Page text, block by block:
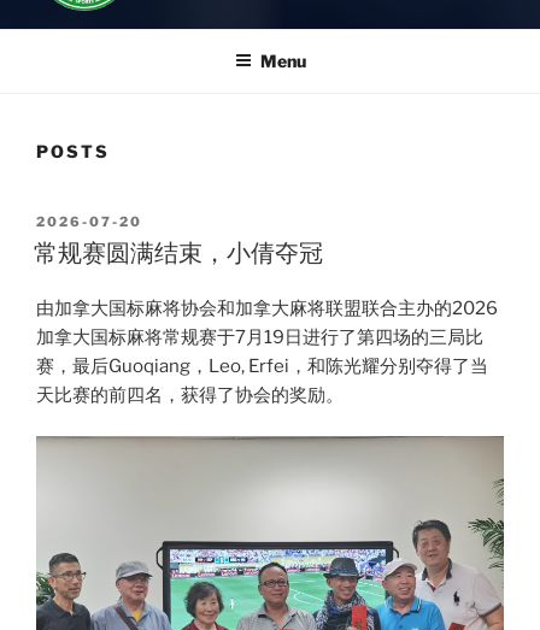
Menu
POSTS
POSTED
ON
2026-07-20
常规赛圆满结束，小倩夺冠
由加拿大国标麻将协会和加拿大麻将联盟联合主办的2026
加拿大国标麻将常规赛于7月19日进行了第四场的三局比
赛，最后Guoqiang，Leo, Erfei，和陈光耀分别夺得了当
天比赛的前四名，获得了协会的奖励。